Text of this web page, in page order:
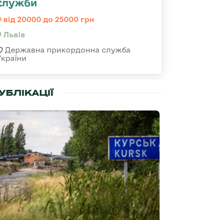
від 20000 до 25000 грн
Львів
Державна прикордонна служба